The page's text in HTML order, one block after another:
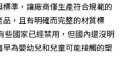
準，讓廠商僅生產符合規範的
，且有明確而完整的材質標
些國家已經禁用，但國內還沒明
為嬰幼兒和兒童可能接觸的塑